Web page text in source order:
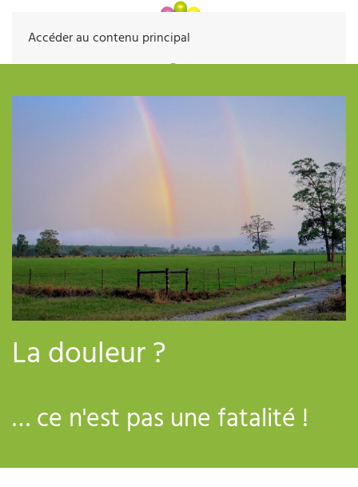
Accéder au contenu principal
La douleur ?
… ce n'est pas une fatalité !